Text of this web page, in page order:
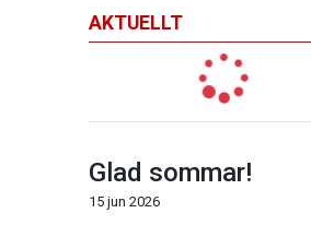
AKTUELLT
Glad sommar!
15 jun 2026